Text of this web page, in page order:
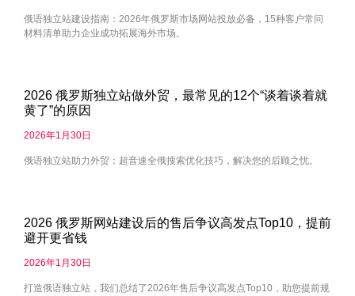
俄语独立站建设指南：2026年俄罗斯市场网站投放必备，15种客户常问
材料清单助力企业成功拓展海外市场。
2026 俄罗斯独立站做外贸，最常见的12个“谈着谈着就
黄了”的原因
2026年1月30日
俄语独立站助力外贸：超音速全俄搜索优化技巧，解决您的后顾之忧。
2026 俄罗斯网站建设后的售后争议高发点Top10，提前
避开更省钱
2026年1月30日
打造俄语独立站，我们总结了2026年售后争议高发点Top10，助您提前规